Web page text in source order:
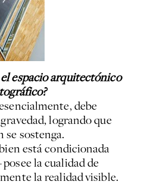
espacio arquitectónico
debe
logrando que
sostenga.
está condicionada
la cualidad de
la realidad visible.